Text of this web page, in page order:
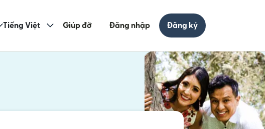
Tiếng Việt Giúp đỡ Đăng nhập Đăng ký